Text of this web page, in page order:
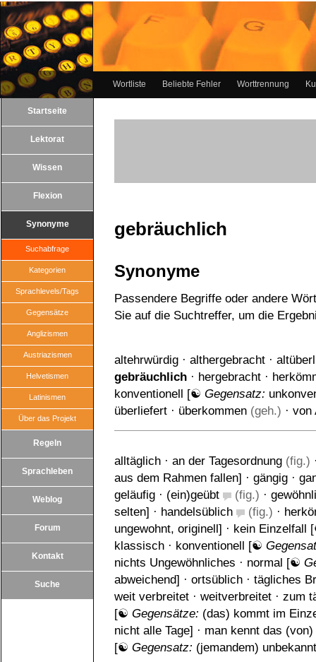
Wortliste Beliebte Fehler Worttrennung
Startseite
Lektorat
Wissen
Flexion
Synonyme
Suchabfrage
Kategorien
Sprachlevels/Tags
Gegensätze
Anglizismen
Austriazismen
Helvetismen
Latinismen
Über das Projekt
Regeln
Sprachleben
Weblog
Forum
Kontakt
Suche
gebräuchlich
Synonyme
Passendere Begriffe oder andere
Sie auf die Suchtreffer, um die
altehrwürdig · althergebracht ·
gebräuchlich · hergebracht ·
konventionell [☯ Gegensatz:
überliefert · überkommen (geh.) · von
alltäglich · an der Tagesordnung (fig.)
aus dem Rahmen fallen] · gängig ·
geläufig · (ein)geübt (fig.) ·
selten] · handelsüblich (fig.) ·
ungewohnt, originell] · kein Einzelfall
klassisch · konventionell [☯
nichts Ungewöhnliches · normal [☯
abweichend] · ortsüblich · tägliches
weit verbreitet · weitverbreitet · zum
[☯ Gegensätze: (das) kommt im
nicht alle Tage] · man kennt das (von)
[☯ Gegensatz: (jemandem) unbekannt